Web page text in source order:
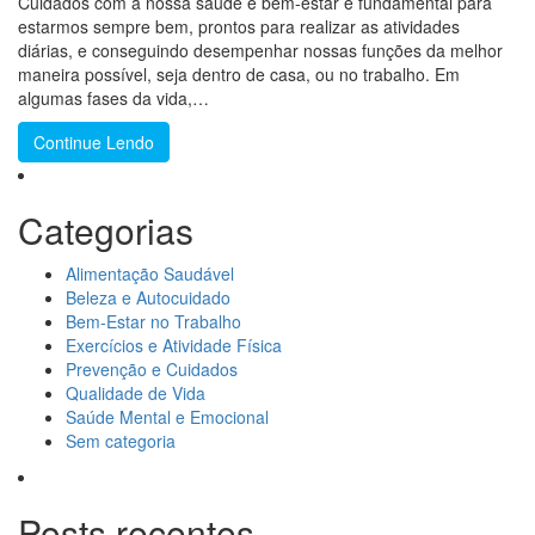
estarmos sempre bem, prontos para realizar as atividades
diárias, e conseguindo desempenhar nossas funções da melhor
maneira possível, seja dentro de casa, ou no trabalho. Em
algumas fases da vida,…
Continue Lendo
Categorias
Alimentação Saudável
Beleza e Autocuidado
Bem-Estar no Trabalho
Exercícios e Atividade Física
Prevenção e Cuidados
Qualidade de Vida
Saúde Mental e Emocional
Sem categoria